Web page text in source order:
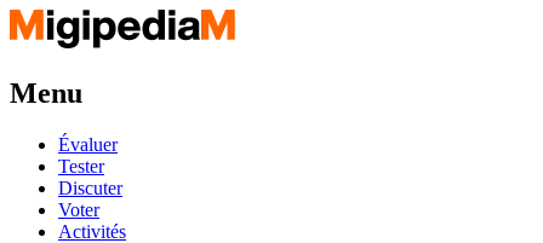
Menu
Évaluer
Tester
Discuter
Voter
Activités